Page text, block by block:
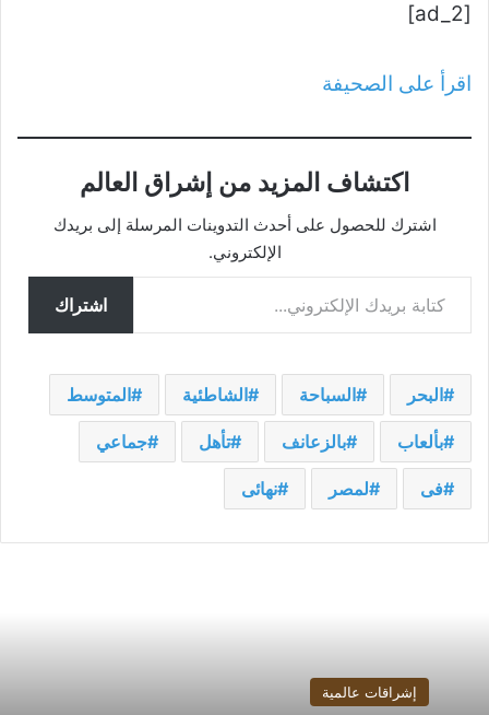
[ad_2]
اقرأ على الصحيفة
اكتشاف المزيد من إشراق العالم
اشترك للحصول على أحدث التدوينات المرسلة إلى بريدك
الإلكتروني.
كتابة بريدك الإلكتروني...
اشتراك
البحر السباحة الشاطئية المتوسط
بألعاب بالزعانف تأهل جماعي
فى لمصر نهائى
إشراقات عالمية